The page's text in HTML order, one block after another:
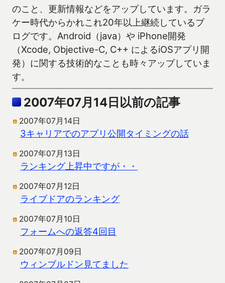
のこと、更新情報などをアップしています。ガラ
ケー時代からかれこれ20年以上継続しているブ
ログです。Android（java）や iPhone開発
（Xcode, Objective-C, C++ によるiOSアプリ開
発）に関する技術的なことも時々アップしていま
す。
2007年07月14日以前の記事
2007年07月14日
3キャリアでのアプリ公開タイミングの話
2007年07月13日
ランキング上昇中ですが・・
2007年07月12日
ライブドアのランキング
2007年07月10日
フォームへの返答4回目
2007年07月09日
ウィンブルドン見てました